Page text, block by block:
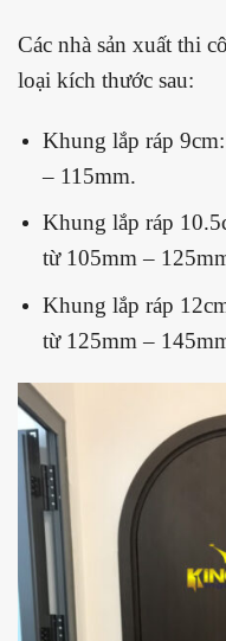
Các nhà sản xuất thi
loại kích thước sau:
Khung lắp ráp
– 115mm.
Khung lắp ráp
từ 105mm –
Khung lắp ráp
từ 125mm –